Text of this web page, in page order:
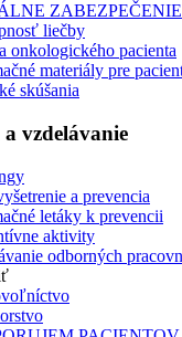
ZABEZPEČENIE
liečby
onkologického pacienta
materiály pre
skúšania
a vzdelávanie
a prevencia
letáky k prevencii
aktivity
odborných